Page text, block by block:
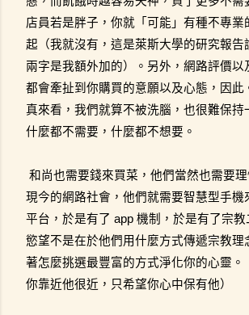
店員若是胖子，你就「可能」有種不專業
起（我就沒有，這是萊斯大學的研究報告
兩字是我額外加的）。另外，網路評價以
都會牽扯到你購買的意願以及心態，因此
真來看，我們就算不被洗腦，也很難保持
什麼都不需要，什麼都不想要。
和尚也需要錢來買菜，他們當然也需要
現今的網路社會，他們就需要智慧型手機
平台，於是有了 app 機制，於是有了宗教
慾望不是在於他們用什麼方式傳遞宗教理
著怎麼挑選最豐富的方式淨化你的心靈。
你靠近他很近，只希望你心中保有他）